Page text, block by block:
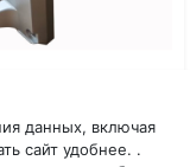
данных, включая
сайт удобнее. .